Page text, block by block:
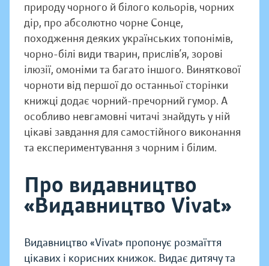
природу чорного й білого кольорів, чорних
дір, про абсолютно чорне Сонце,
походження деяких українських топонімів,
чорно-білі види тварин, прислів’я, зорові
ілюзії, омоніми та багато іншого. Виняткової
чорноти від першої до останньої сторінки
книжці додає чорний-пречорний гумор. А
особливо невгамовні читачі знайдуть у ній
цікаві завдання для самостійного виконання
та експериментування з чорним і білим.
Про видавництво
«Видавництво Vivat»
Видавництво «Vivat» пропонує розмаїття
цікавих і корисних книжок. Видає дитячу та